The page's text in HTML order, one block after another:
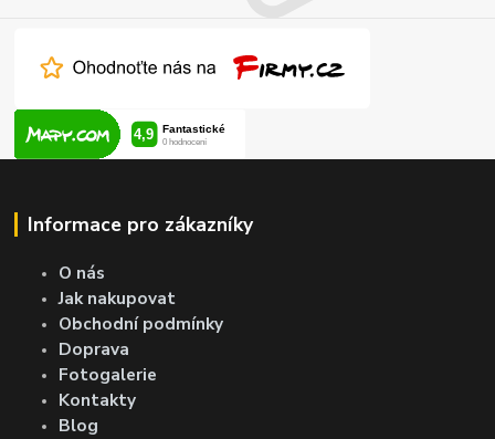
Informace pro zákazníky
O nás
Jak nakupovat
Obchodní podmínky
Doprava
Fotogalerie
Kontakty
Blog